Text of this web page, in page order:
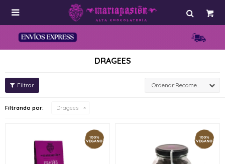

DRAGEES
Recomendados
Filtrando por: Dragees